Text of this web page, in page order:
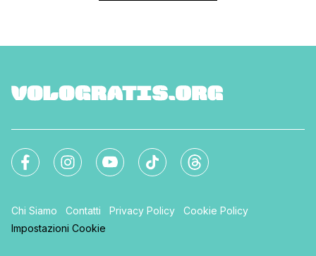
Chi Siamo Contatti Privacy Policy
Cookie Policy
Impostazioni Cookie